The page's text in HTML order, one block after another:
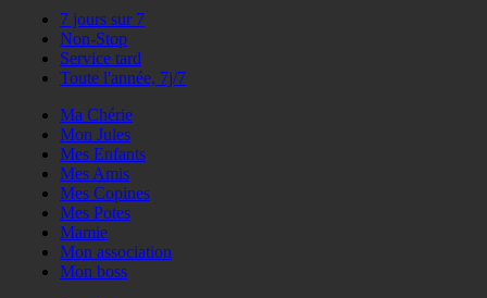
7 jours sur 7
Non-Stop
Service tard
Toute l'année, 7j/7
Ma Chérie
Mon Jules
Mes Enfants
Mes Amis
Mes Copines
Mes Potes
Mamie
Mon association
Mon boss